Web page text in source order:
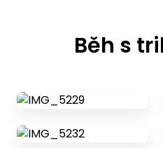
Běh s